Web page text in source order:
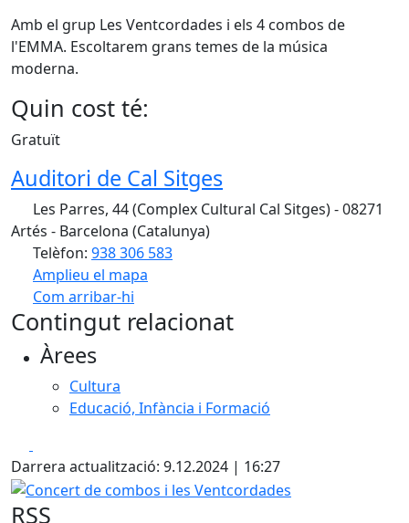
Amb el grup Les Ventcordades i els 4 combos de
l'EMMA. Escoltarem grans temes de la música
moderna.
Quin cost té:
Gratuït
Auditori de Cal Sitges
Les Parres, 44 (Complex Cultural Cal Sitges) - 08271
Artés - Barcelona (Catalunya)
Telèfon: 938 306 583
Amplieu el mapa
Com arribar-hi
+
−
Contingut relacionat
Àrees
Cultura
Educació, Infància i Formació
Darrera actualització: 9.12.2024 | 16:27
Concert de combos i les Ventcordades
RSS